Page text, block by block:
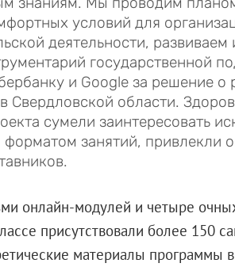
условий для
деятельности, развиваем
государственной
и Google за решение
Свердловской области.
сумели заинтересовать
занятий, привлекли
онлайн-модулей и четыре
присутствовали более 150
материалы